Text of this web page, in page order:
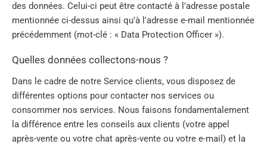
des données. Celui-ci peut être contacté à l'adresse postale
mentionnée ci-dessus ainsi qu'à l'adresse e-mail mentionnée
précédemment (mot-clé : « Data Protection Officer »).
Quelles données collectons-nous ?
Dans le cadre de notre Service clients, vous disposez de
différentes options pour contacter nos services ou
consommer nos services. Nous faisons fondamentalement
la différence entre les conseils aux clients (votre appel
après-vente ou votre chat après-vente ou votre e-mail) et la